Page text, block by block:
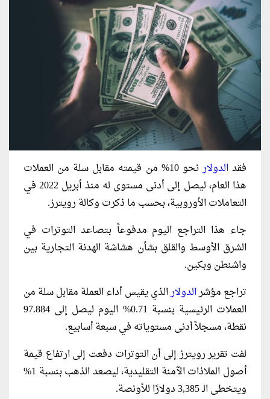
فقدالدولار
نحو 10% من قيمته مقابل سلة من العملات
هذا العام، ليصل إلى أدنى مستوى له منذ أبريل 2022 في
التعاملات الأوروبية، بحسب ما ذكرت وكالة رويترز.
جاء هذا التراجع اليوم مدفوعاً بتصاعد التوترات في
الشرق الأوسط والقلق بشأن هشاشة الهدنة التجارية بين
واشنطن وبكين.
تراجع مؤشرالدولارالذي يقيس أداء العملة مقابل سلة من
العملات الرئيسية بنسبة 0.71% اليوم ليصل إلى 97.884
نقطة، مسجلاً أدنى مستوياته في سبعة أسابيع.
لفت تقرير رويترز إلى أن التوترات دفعت إلى ارتفاع قيمة
أصول الملاذات الآمنة التقليدية، ليصعد الذهب بنسبة 1%
ويتخطى الـ 3,385 دولارًا للأونصة.